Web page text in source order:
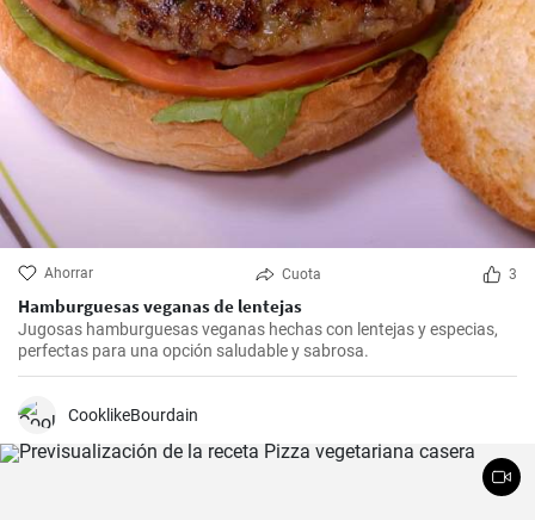
Ahorrar Cuota 3
Hamburguesas veganas de lentejas
Jugosas hamburguesas veganas hechas con lentejas y especias,
perfectas para una opción saludable y sabrosa.
CooklikeBourdain